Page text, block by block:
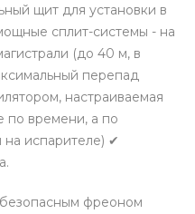
щит для установки в
сплит-системы - на
(до 40 м, в
перепад
настраиваемая
по времени, а по
испарителе) ✔
фреоном